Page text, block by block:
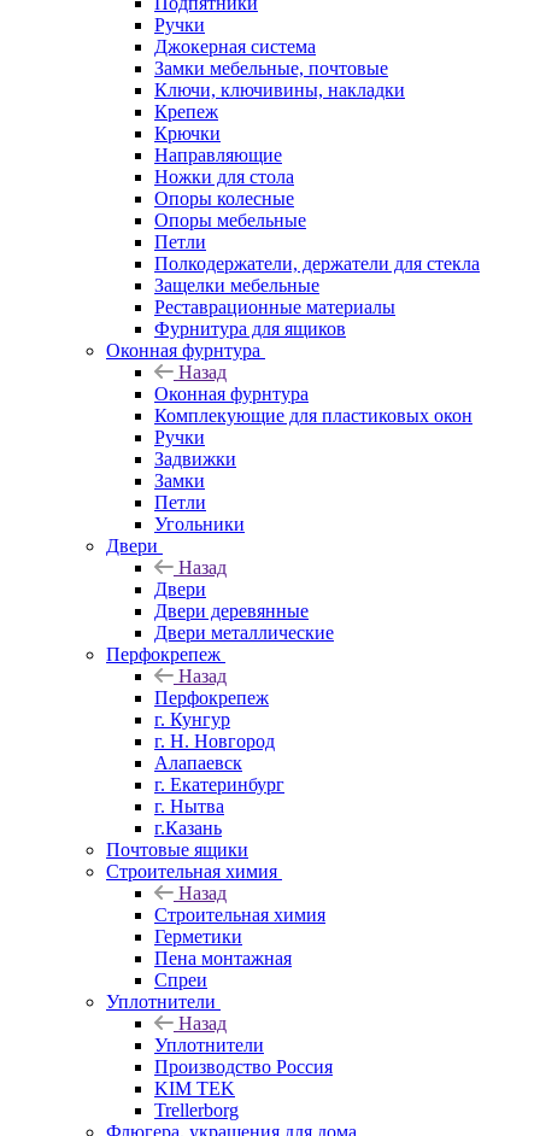
Ручки
Джокерная система
Замки мебельные, почтовые
Ключи, ключивины, накладки
Крепеж
Крючки
Направляющие
Ножки для стола
Опоры колесные
Опоры мебельные
Петли
Полкодержатели, держатели для стекла
Защелки мебельные
Реставрационные материалы
Фурнитура для ящиков
Оконная фурнтура
Назад
Оконная фурнтура
Комплекующие для пластиковых окон
Ручки
Задвижки
Замки
Петли
Угольники
Двери
Назад
Двери
Двери деревянные
Двери металлические
Перфокрепеж
Назад
Перфокрепеж
г. Кунгур
г. Н. Новгород
Алапаевск
г. Екатеринбург
г. Нытва
г.Казань
Почтовые ящики
Строительная химия
Назад
Строительная химия
Герметики
Пена монтажная
Спреи
Уплотнители
Назад
Уплотнители
Производство Россия
KIM TEK
Trellerborg
Флюгера, украшения для дома